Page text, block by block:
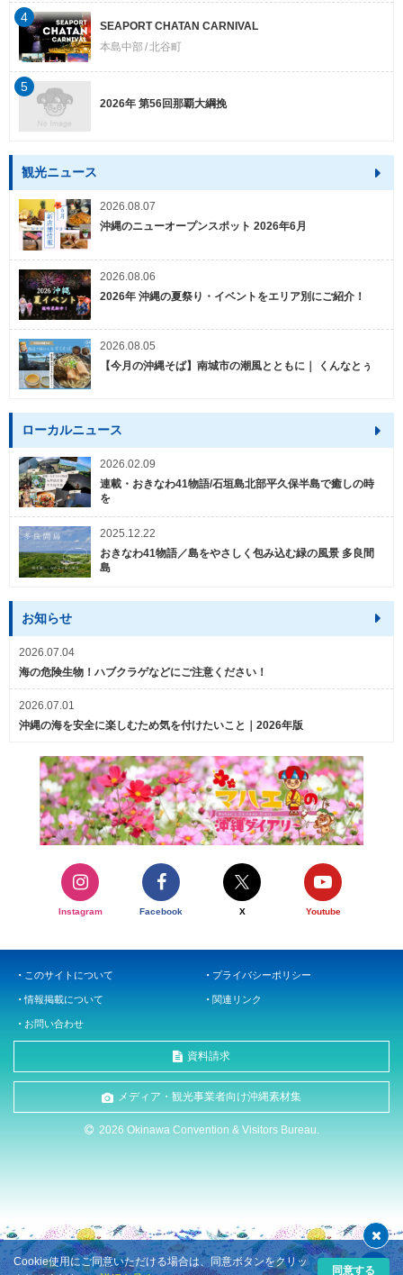
SEAPORT CHATAN CARNIVAL
本島中部 北谷町
4
2026年 第56回那覇大綱挽
5
観光ニュース
2026.08.07
沖縄のニューオープンスポット 2026年6月
2026.08.06
2026年 沖縄の夏祭り・イベントをエリア別にご紹介！
2026.08.05
【今月の沖縄そば】南城市の潮風とともに｜ くんなとぅ
ローカルニュース
2026.02.09
連載・おきなわ41物語/石垣島北部平久保半島で癒しの時
を
2025.12.22
おきなわ41物語／島をやさしく包み込む緑の風景 多良間
島
お知らせ
2026.07.04
海の危険生物！ハブクラゲなどにご注意ください！
2026.07.01
沖縄の海を安全に楽しむため気を付けたいこと｜2026年版
Instagram Facebook X Youtube
このサイトについて プライバシーポリシー
情報掲載について 関連リンク
お問い合わせ
資料請求
メディア・観光事業者向け沖縄素材集
2026 Okinawa Convention & Visitors Bureau.
Cookie使用にご同意いただける場合は、同意ボタンをクリッ
同意する